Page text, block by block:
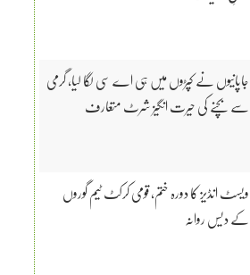
جاپانیوں نے کپڑوں میں ہی اے سی لگا لیا، گرمی
سے بچنے کی حیرت انگیز شرٹ متعارف
ویسٹ انڈیز کا دورہ ختم، قومی کرکٹ ٹیم گوروں
کے دیس روانہ